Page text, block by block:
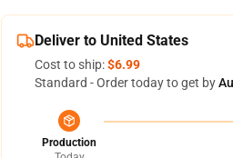
Deliver to United States
Cost to ship:$6.99
Standard - Order today to get by
Production